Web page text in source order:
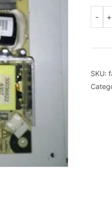
-
de
+
SKU: